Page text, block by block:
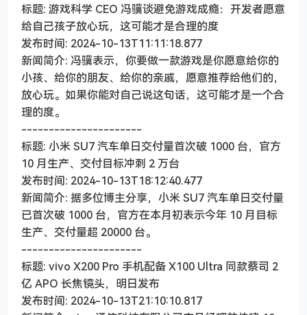
标题: 游戏科学 CEO 冯骥谈避免游戏成瘾：开发者愿意
给自己孩子放心玩，这可能才是合理的度
发布时间: 2024-10-13T11:11:18.877
新闻简介: 冯骥表示，你要做一款游戏是你愿意给你的
小孩、给你的朋友、给你的亲戚，愿意推荐给他们的，
放心玩。如果你能对自己说这句话，这可能才是一个合
理的度。
----------------------
标题: 小米 SU7 汽车单日交付量首次破 1000 台，官方
10 月生产、交付目标冲刺 2 万台
发布时间: 2024-10-13T18:12:40.477
新闻简介: 据多位博主分享，小米 SU7 汽车单日交付量
已首次破 1000 台，官方在本月初表示今年 10 月目标
生产、交付量超 20000 台。
----------------------
标题: vivo X200 Pro 手机配备 X100 Ultra 同款蔡司 2
亿 APO 长焦镜头，明日发布
发布时间: 2024-10-13T21:10:10.817